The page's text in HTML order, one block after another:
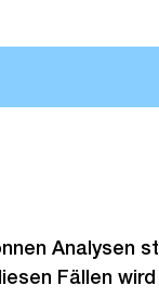
Analysen
Fällen